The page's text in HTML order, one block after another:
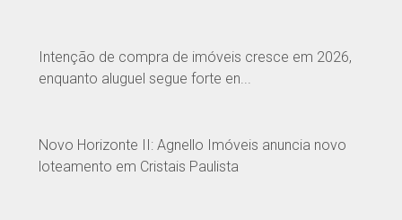
Intenção de compra de imóveis cresce em 2026,
enquanto aluguel segue forte en...
Novo Horizonte II: Agnello Imóveis anuncia novo
loteamento em Cristais Paulista